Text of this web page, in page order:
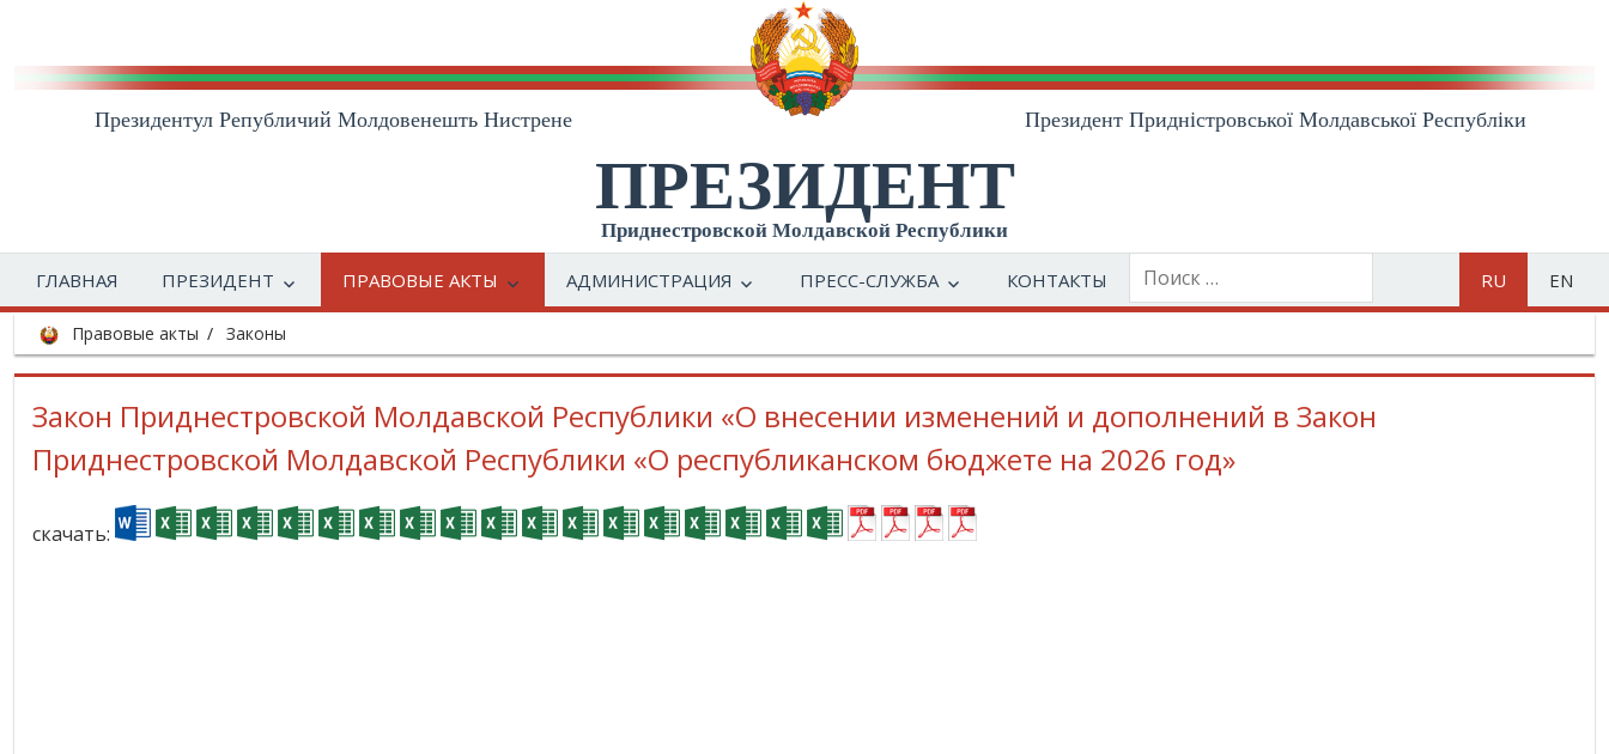
Президентул Републичий Молдовенешть Нистрене Президент Приднiстровської Молдавської Республiки
ПРЕЗИДЕНТ
Приднестровской Молдавской Республики
ГЛАВНАЯ ПРЕЗИДЕНТ ПРАВОВЫЕ АКТЫ АДМИНИСТРАЦИЯ ПРЕСС-СЛУЖБА КОНТАКТЫ RU EN
Правовые акты Законы
Закон Приднестровской Молдавской Республики «О внесении изменений и дополнений в Закон
Приднестровской Молдавской Республики «О республиканском бюджете на 2026 год»
скачать: